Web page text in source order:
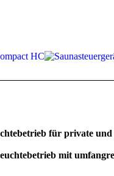
für private
mit